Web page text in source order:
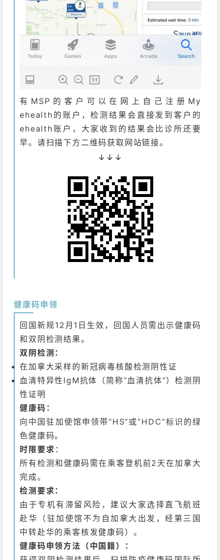
有MSP的客户可以在网上自己注册My
ehealth的账户，检测结果会直接发到客户的
ehealth账户，大家收到的结果会比诊所还要
早。请扫描下方二维码获取网站链接。
↓↓↓
健康码申领
回国新规12月1日生效，回国人员需出示健康码
和双阴检测结果。
双阴检测：
在加拿大采样的新冠病毒核酸检测阴性证
血清特异性IgM抗体（简称“血清抗体”）检测阴
性证明
健康码：
向中国驻加使馆申领带“HS”或“HDC”标识的绿
色健康码。
时限要求 ：
所有检测和健康码需在乘客登机前2天在加拿大
完成。
检测要求：
由于专机有滞留风险，建议大家选择直飞航班
赴华（驻加使馆不为自加拿大出发，经第三国
中转赴华的乘客核发健康码）。
健康码申领方法（中国籍）：